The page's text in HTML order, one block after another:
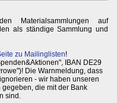
Materialsammlungen auf
als ständige Sammlung und
zu Mailinglisten!
IBAN DE29
Die Warnmeldung, dass
- wir haben unseren
die mit der Bank
sind.